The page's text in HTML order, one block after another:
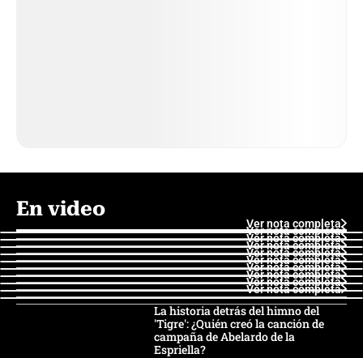
En video
Ver nota completa
Ver nota completa
Ver nota completa
Ver nota completa
Ver nota completa
Ver nota completa
Ver nota completa
Ver nota completa
Ver nota completa
Ver nota completa
La historia detrás del himno del
'Tigre': ¿Quién creó la canción de
campaña de Abelardo de la
Espriella?